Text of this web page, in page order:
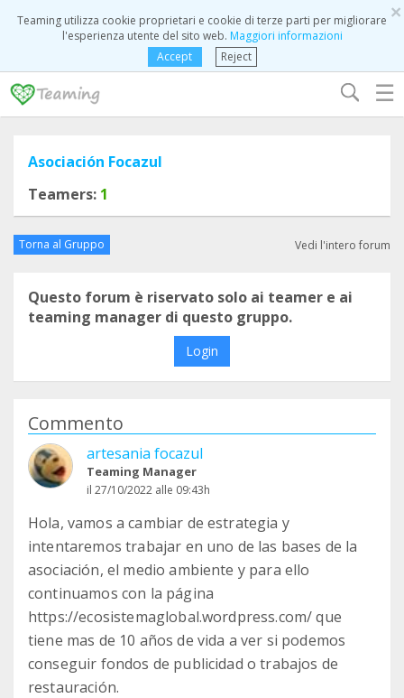
×
Teaming utilizza cookie proprietari e cookie di terze parti per migliorare
l'esperienza utente del sito web. Maggiori informazioni
Accept
Reject
☰
Asociación Focazul
Teamers: 1
Torna al Gruppo Vedi l'intero forum
Questo forum è riservato solo ai teamer e ai
teaming manager di questo gruppo.
Login
Commento
artesania focazul
Teaming Manager
il 27/10/2022 alle 09:43h
Hola, vamos a cambiar de estrategia y
intentaremos trabajar en uno de las bases de la
asociación, el medio ambiente y para ello
continuamos con la página
https://ecosistemaglobal.wordpress.com/ que
tiene mas de 10 años de vida a ver si podemos
conseguir fondos de publicidad o trabajos de
restauración.